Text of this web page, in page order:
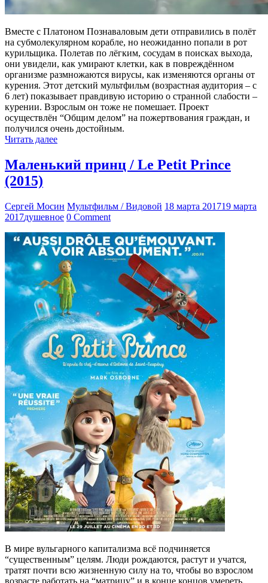
Вместе с Платоном Познаваловым дети отправились в полёт
на субмолекулярном корабле, но неожиданно попали в рот
курильщика. Полетав по лёгким, сосудам в поисках выхода,
они увидели, как умирают клетки, как в повреждённом
организме размножаются вирусы, как изменяются органы от
курения. Этот детский мультфильм (возрастная аудитория – с
6 лет) показывает правдивую историю о странной слабости –
курении. Взрослым он тоже не помешает. Проект
осуществлён “Общим делом” на пожертвования граждан, и
получился очень достойным.
Читать далее
Маленький принц / Le Petit Prince
(2015)
Сергей Мосин Мультфильм / Видовой 18 марта 201719 марта
2017душевное 0 Comment
В мире вульгарного капитализма всё подчиняется
“существенным” целям. Люди рождаются, растут и учатся,
тратят почти всю жизненную силу на то, чтобы во взрослом
возрасте работать на “матрицу” и в конце концов умереть.